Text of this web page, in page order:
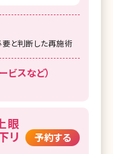
と判断した再施術
ビスなど）
眼
リ
予約する